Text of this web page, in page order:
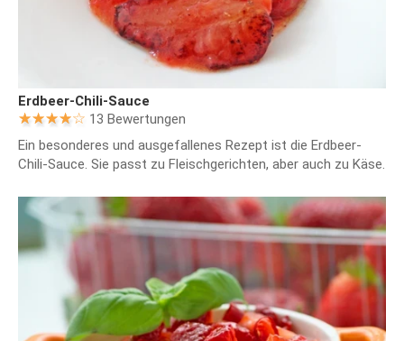
Erdbeer-Chili-Sauce
13 Bewertungen
Ein besonderes und ausgefallenes Rezept ist die Erdbeer-
Chili-Sauce. Sie passt zu Fleischgerichten, aber auch zu Käse.